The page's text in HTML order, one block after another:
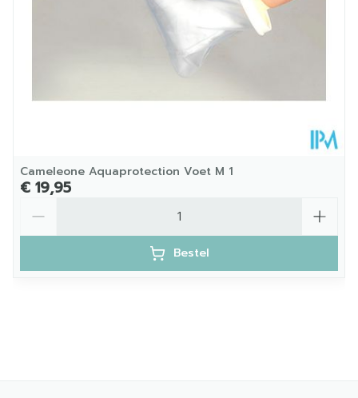
Cameleone Aquaprotection Voet M 1
€ 19,95
Bestel